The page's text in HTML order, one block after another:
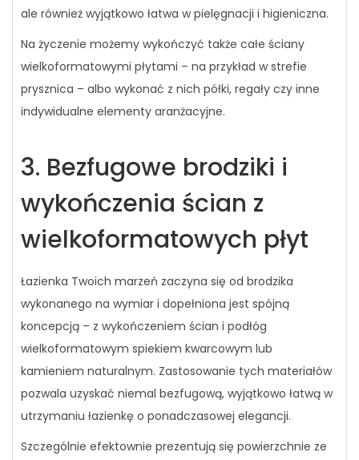
ale również wyjątkowo łatwa w pielęgnacji i higieniczna.
Na życzenie możemy wykończyć także całe ściany
wielkoformatowymi płytami – na przykład w strefie
prysznica – albo wykonać z nich półki, regały czy inne
indywidualne elementy aranżacyjne.
3. Bezfugowe brodziki i
wykończenia ścian z
wielkoformatowych płyt
Łazienka Twoich marzeń zaczyna się od brodzika
wykonanego na wymiar i dopełniona jest spójną
koncepcją – z wykończeniem ścian i podłóg
wielkoformatowym spiekiem kwarcowym lub
kamieniem naturalnym. Zastosowanie tych materiałów
pozwala uzyskać niemal bezfugową, wyjątkowo łatwą w
utrzymaniu łazienkę o ponadczasowej elegancji.
Szczególnie efektownie prezentują się powierzchnie ze